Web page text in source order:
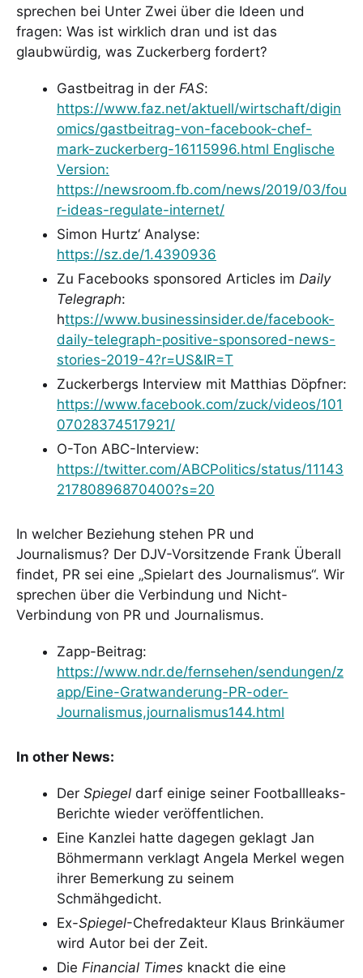
sprechen bei Unter Zwei über die Ideen und
fragen: Was ist wirklich dran und ist das
glaubwürdig, was Zuckerberg fordert?
Gastbeitrag in der FAS:
https://www.faz.net/aktuell/wirtschaft/digin
omics/gastbeitrag-von-facebook-chef-
mark-zuckerberg-16115996.html Englische
Version:
https://newsroom.fb.com/news/2019/03/fou
r-ideas-regulate-internet/
Simon Hurtz‘ Analyse:
https://sz.de/1.4390936
Zu Facebooks sponsored Articles im Daily
Telegraph:
https://www.businessinsider.de/facebook-
daily-telegraph-positive-sponsored-news-
stories-2019-4?r=US&IR=T
Zuckerbergs Interview mit Matthias Döpfner:
https://www.facebook.com/zuck/videos/101
07028374517921/
O-Ton ABC-Interview:
https://twitter.com/ABCPolitics/status/11143
21780896870400?s=20
In welcher Beziehung stehen PR und
Journalismus? Der DJV-Vorsitzende Frank Überall
findet, PR sei eine „Spielart des Journalismus“. Wir
sprechen über die Verbindung und Nicht-
Verbindung von PR und Journalismus.
Zapp-Beitrag:
https://www.ndr.de/fernsehen/sendungen/z
app/Eine-Gratwanderung-PR-oder-
Journalismus,journalismus144.html
In other News:
Der Spiegel darf einige seiner Footballleaks-
Berichte wieder veröffentlichen.
Eine Kanzlei hatte dagegen geklagt Jan
Böhmermann verklagt Angela Merkel wegen
ihrer Bemerkung zu seinem
Schmähgedicht.
Ex-Spiegel-Chefredakteur Klaus Brinkäumer
wird Autor bei der Zeit.
Die Financial Times knackt die eine